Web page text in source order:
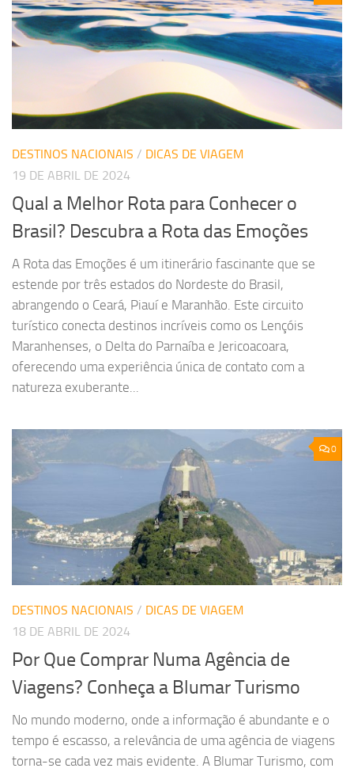
DESTINOS NACIONAIS / DICAS DE VIAGEM
19 DE ABRIL DE 2024
Qual a Melhor Rota para Conhecer o
Brasil? Descubra a Rota das Emoções
A Rota das Emoções é um itinerário fascinante que se
estende por três estados do Nordeste do Brasil,
abrangendo o Ceará, Piauí e Maranhão. Este circuito
turístico conecta destinos incríveis como os Lençóis
Maranhenses, o Delta do Parnaíba e Jericoacoara,
oferecendo uma experiência única de contato com a
natureza exuberante...
0
DESTINOS NACIONAIS / DICAS DE VIAGEM
18 DE ABRIL DE 2024
Por Que Comprar Numa Agência de
Viagens? Conheça a Blumar Turismo
No mundo moderno, onde a informação é abundante e o
tempo é escasso, a relevância de uma agência de viagens
torna-se cada vez mais evidente. A Blumar Turismo, com